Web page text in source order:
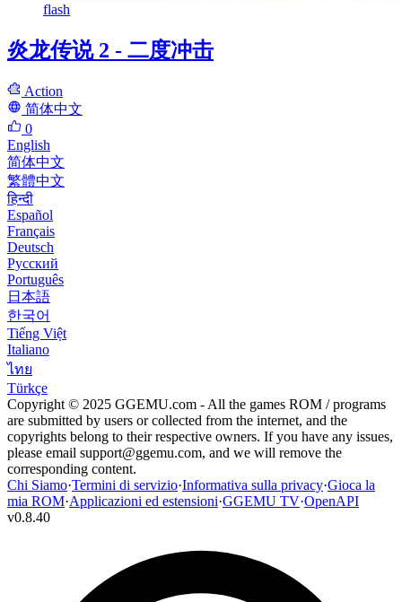
flash
炎龙传说 2 - 二度冲击
Action
简体中文
0
English
简体中文
繁體中文
हिन्दी
Español
Français
Deutsch
Русский
Português
日本語
한국어
Tiếng Việt
Italiano
ไทย
Türkçe
Copyright © 2025 GGEMU.com - All the games ROM / programs
are submitted by users or collected from the internet, and the
copyrights belong to their respective owners. If you have any issues,
please email support@ggemu.com, and we will remove the
corresponding content.
Chi Siamo·Termini di servizio·Informativa sulla privacy·Gioca la
mia ROM·Applicazioni ed estensioni·GGEMU TV·OpenAPI
v0.8.40